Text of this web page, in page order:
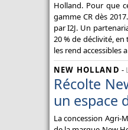
Holland. Pour que
gamme CR dès
par I2J. Un
20 % de déclivité,
les rend accessibles
NEW HOLLAND -
Récolte
un espace
La concession Agri-